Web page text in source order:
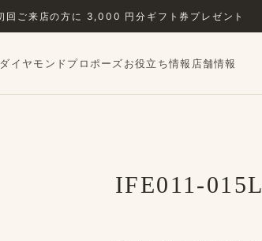
回ご来店の​方に​ 3,000 円分ギフト券プレゼント
ダイヤモンドプロポーズお役立ち情報 店舗情報
IFE011-015L